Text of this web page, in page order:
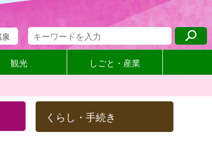
観光 しごと・産業
くらし・手続き